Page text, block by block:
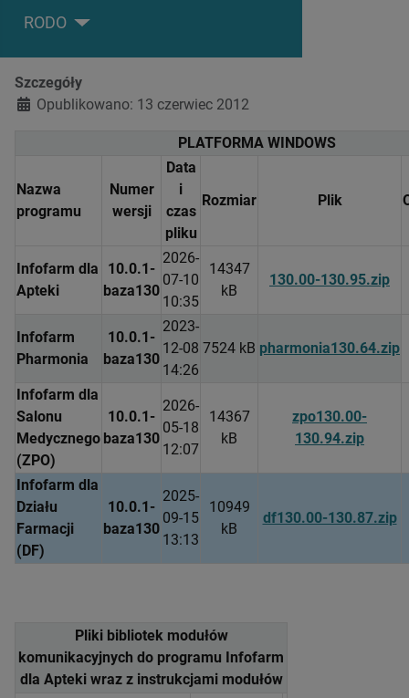
RODO
Szczegóły
Opublikowano: 13 czerwiec 2012
PLATFORMA WINDOWS
Nazwa
programu
Numer
wersji
Data
i
czas
pliku
Rozmiar Plik
Infofarm dla
Apteki
10.0.1-
baza130
2026-
07-10
10:35
14347
kB
130.00-130.95.zip
Infofarm
Pharmonia
10.0.1-
baza130
2023-
12-08
14:26
7524 kB pharmonia130.64.zip
Infofarm dla
Salonu
Medycznego
(ZPO)
10.0.1-
baza130
2026-
05-18
12:07
14367
kB
zpo130.00-
130.94.zip
Infofarm dla
Działu
Farmacji
(DF)
10.0.1-
baza130
2025-
09-15
13:13
10949
kB
df130.00-130.87.zip
Pliki bibliotek modułów
komunikacyjnych do programu Infofarm
dla Apteki wraz z instrukcjami modułów